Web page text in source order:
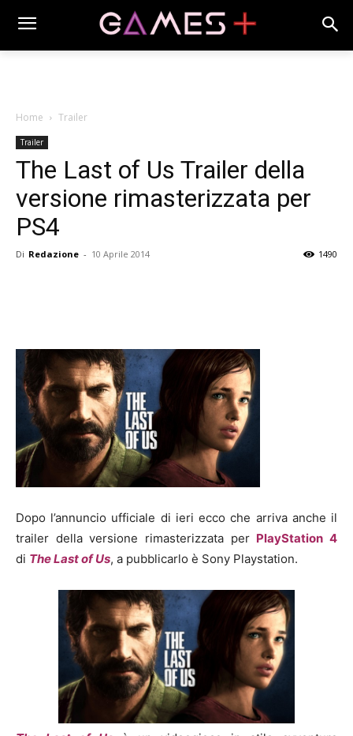
Home Trailer
Trailer
The Last of Us Trailer della
versione rimasterizzata per
PS4
Di Redazione - 10 Aprile 2014 1490
Dopo l’annuncio ufficiale di ieri ecco che arriva anche il
trailer della versione rimasterizzata per PlayStation 4
di The Last of Us, a pubblicarlo è Sony Playstation.